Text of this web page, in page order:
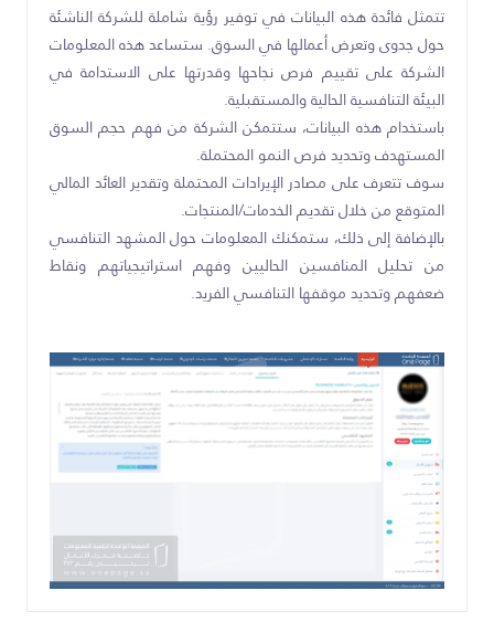
تتمثل فائدة هذه البيانات في توفير رؤية شاملة للشركة الناشئة
حول جدوى وتعرض أعمالها في السوق. ستساعد هذه المعلومات
الشركة على تقييم فرص نجاحها وقدرتها على الاستدامة في
البيئة التنافسية الحالية والمستقبلية.
باستخدام هذه البيانات، ستتمكن الشركة من فهم حجم السوق
المستهدف وتحديد فرص النمو المحتملة.
سوف تتعرف على مصادر الإيرادات المحتملة وتقدير العائد المالي
المتوقع من خلال تقديم الخدمات/المنتجات.
بالإضافة إلى ذلك، ستمكنك المعلومات حول المشهد التنافسي
من تحليل المنافسين الحاليين وفهم استراتيجياتهم ونقاط
ضعفهم وتحديد موقفها التنافسي الفريد.